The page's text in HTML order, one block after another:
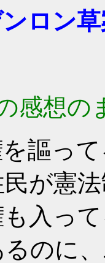
ロン
感想の
謳っ
が憲
入っ
のに